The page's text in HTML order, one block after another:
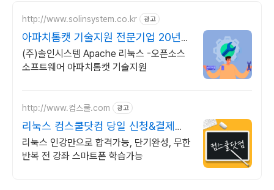
http://www.solinsystem.co.kr 광고
아파치톰캣 기술지원 전문기업 20년이
상 기술지원 노하우
(주)솔인시스템 Apache 리눅스 -오픈소스
소프트웨어 아파치톰캣 기술지원
http://www.컴스쿨.com 광고
리눅스 컴스쿨닷컴 당일 신청&결제시
기프티콘!
리눅스 인강만으로 합격가능, 단기완성, 무한
반복 전 강좌 스마트폰 학습가능